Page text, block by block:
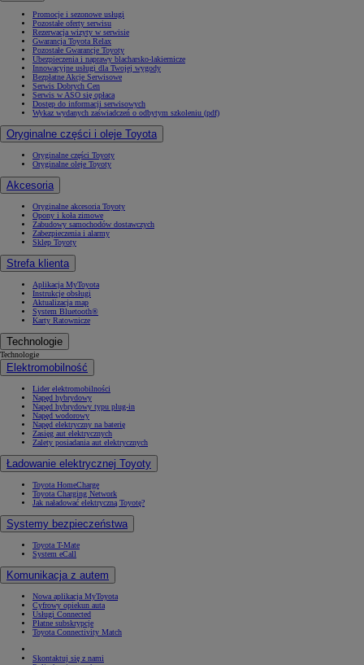
Promocje i sezonowe usługi
Pozostałe oferty serwisu
Rezerwacja wizyty w serwisie
Gwarancja Toyota Relax
Pozostałe Gwarancje Toyoty
Ubezpieczenia i naprawy blacharsko-lakiernicze
Innowacyjne usługi dla Twojej wygody
Bezpłatne Akcje Serwisowe
Serwis Dobrych Cen
Serwis w ASO się opłaca
Dostęp do informacji serwisowych
Wykaz wydanych zaświadczeń o odbytym szkoleniu (pdf)
Oryginalne części i oleje Toyota
Oryginalne części Toyoty
Oryginalne oleje Toyoty
Akcesoria
Oryginalne akcesoria Toyoty
Opony i koła zimowe
Zabudowy samochodów dostawczych
Zabezpieczenia i alarmy
Sklep Toyoty
Strefa klienta
Aplikacja MyToyota
Instrukcje obsługi
Aktualizacja map
System Bluetooth®
Karty Ratownicze
Technologie
Technologie
Elektromobilność
Lider elektromobilności
Napęd hybrydowy
Napęd hybrydowy typu plug-in
Napęd wodorowy
Napęd elektryczny na baterię
Zasięg aut elektrycznych
Zalety posiadania aut elektrycznych
Ładowanie elektrycznej Toyoty
Toyota HomeCharge
Toyota Charging Network
Jak naładować elektryczną Toyotę?
Systemy bezpieczeństwa
Toyota T-Mate
System eCall
Komunikacja z autem
Nowa aplikacja MyToyota
Cyfrowy opiekun auta
Usługi Connected
Płatne subskrypcje
Toyota Connectivity Match
Skontaktuj się z nami